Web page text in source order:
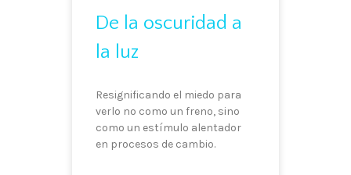
De la oscuridad a
la luz
Resignificando el miedo para
verlo no como un freno, sino
como un estímulo alentador
en procesos de cambio.